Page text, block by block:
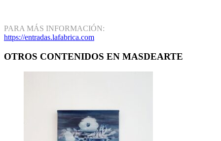
PARA MÁS INFORMACIÓN:
https://entradas.lafabrica.com
OTROS CONTENIDOS EN MASDEARTE